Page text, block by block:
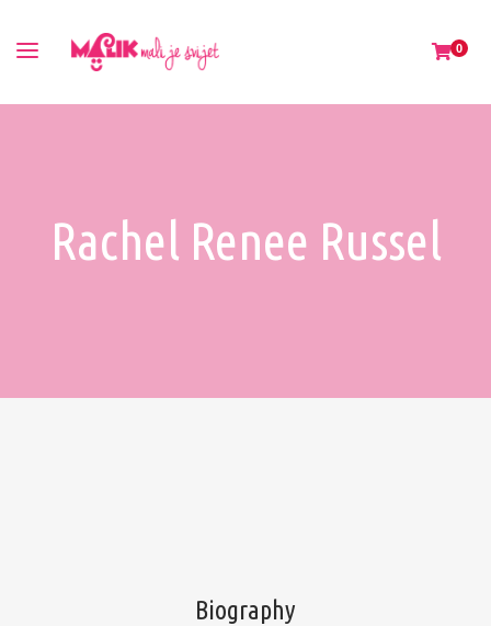
0
Rachel Renee Russel
Biography